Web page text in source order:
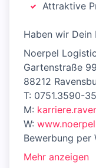
Attraktive
Haben wir Dein
Noerpel
Gartenstraße 99
88212
T: 0751.3590-
M:
W:
Bewerbung per
Mehr anzeigen